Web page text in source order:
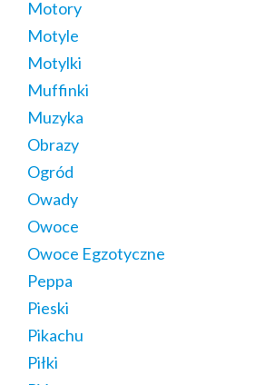
Motory
Motyle
Motylki
Muffinki
Muzyka
Obrazy
Ogród
Owady
Owoce
Owoce Egzotyczne
Peppa
Pieski
Pikachu
Piłki